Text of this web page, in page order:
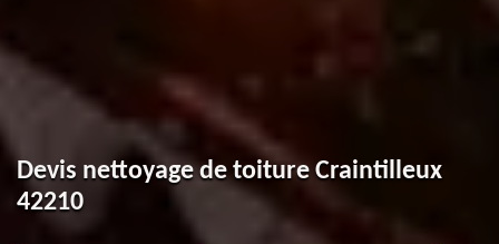
Devis nettoyage de toiture Craintilleux
42210